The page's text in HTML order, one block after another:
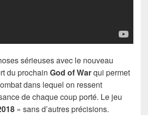
sérieuses avec le nouveau
du prochain God of Warqui permet
dans lequel on ressent
de chaque coup porté. Le jeu
» sans d’autres précisions.